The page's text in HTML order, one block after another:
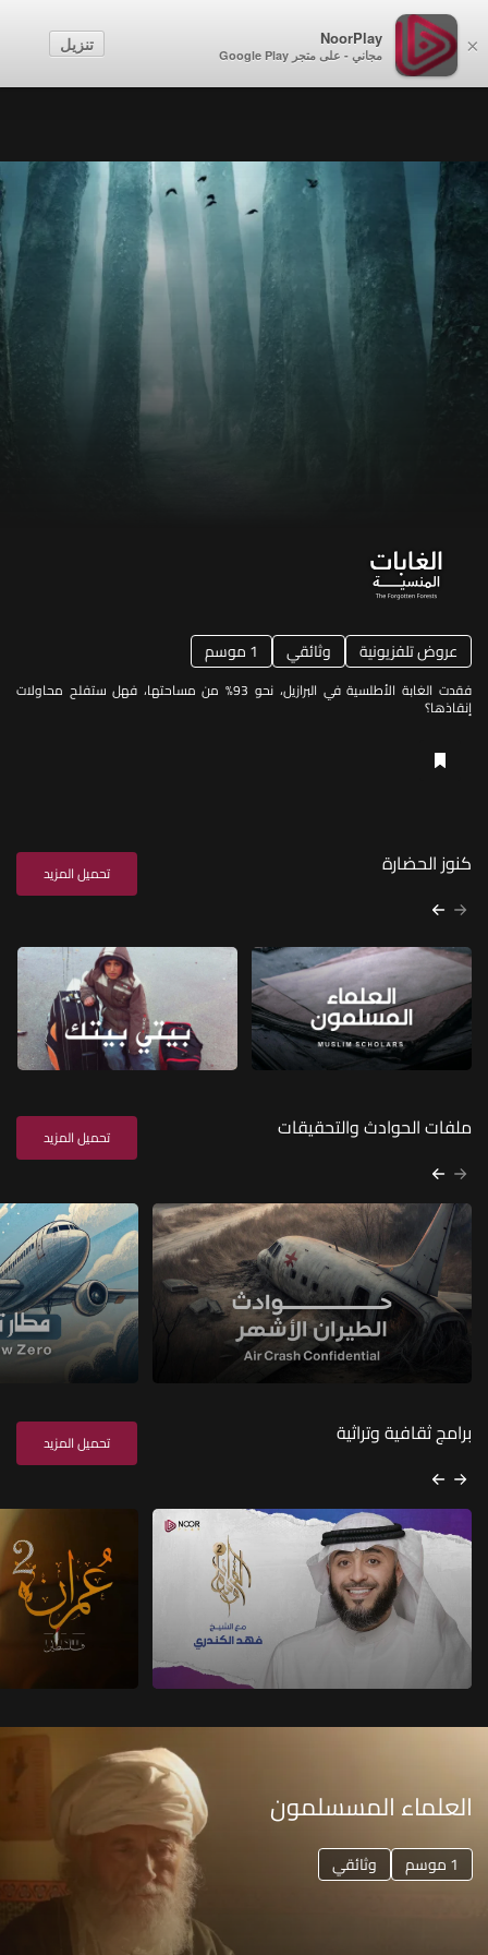
×
NoorPlay
مجاني - على متجر Google Play
تنزيل
عروض تلفزيونية وثائقي 1 موسم
فقدت الغابة الأطلسية في البرازيل، نحو 93% من مساحتها، فهل ستفلح محاولات
إنقاذها؟
كنوز الحضارة تحميل المزيد
ملفات الحوادث والتحقيقات تحميل المزيد
برامج ثقافية وتراثية تحميل المزيد
العلماء المسسلمون
1 موسم وثائقي